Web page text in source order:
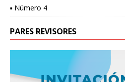
▪ Número 4
PARES REVISORES